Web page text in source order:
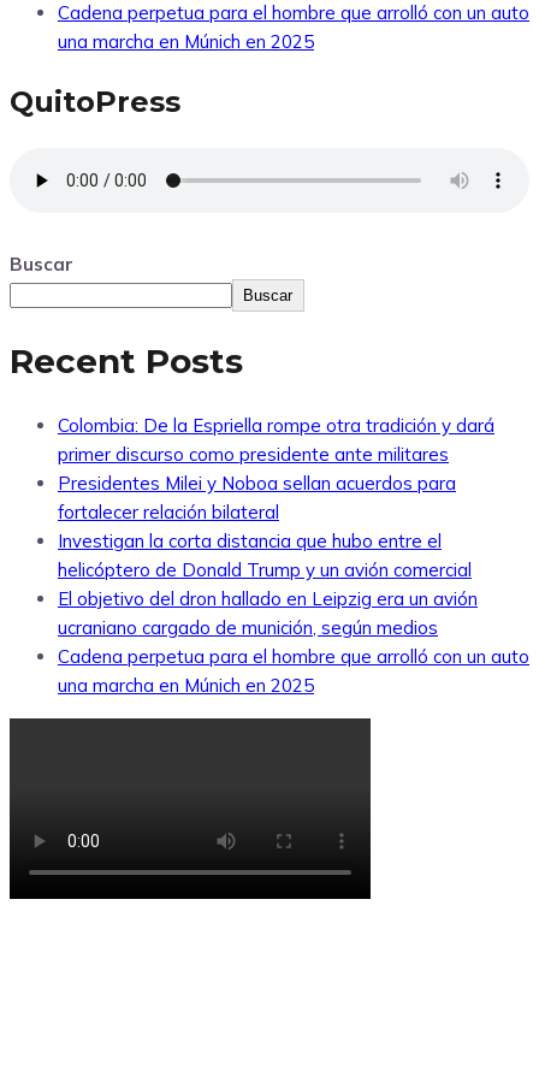
Cadena perpetua para el hombre que arrolló con un auto
una marcha en Múnich en 2025
QuitoPress
Buscar
Buscar
Recent Posts
Colombia: De la Espriella rompe otra tradición y dará
primer discurso como presidente ante militares
Presidentes Milei y Noboa sellan acuerdos para
fortalecer relación bilateral
Investigan la corta distancia que hubo entre el
helicóptero de Donald Trump y un avión comercial
El objetivo del dron hallado en Leipzig era un avión
ucraniano cargado de munición, según medios
Cadena perpetua para el hombre que arrolló con un auto
una marcha en Múnich en 2025